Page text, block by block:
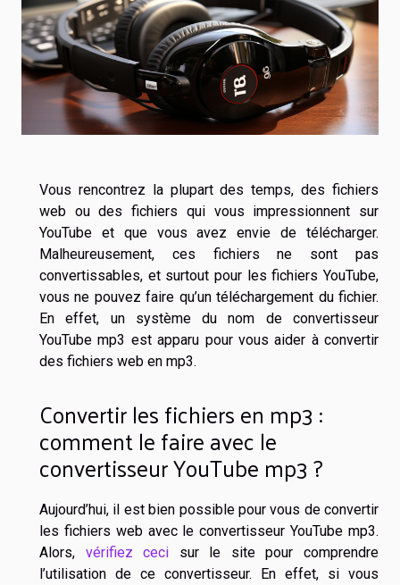
Vous rencontrez la plupart des temps, des fichiers
web ou des fichiers qui vous impressionnent sur
YouTube et que vous avez envie de télécharger.
Malheureusement, ces fichiers ne sont pas
convertissables, et surtout pour les fichiers YouTube,
vous ne pouvez faire qu’un téléchargement du fichier.
En effet, un système du nom de convertisseur
YouTube mp3 est apparu pour vous aider à convertir
des fichiers web en mp3.
Convertir les fichiers en mp3 :
comment le faire avec le
convertisseur YouTube mp3 ?
Aujourd’hui, il est bien possible pour vous de convertir
les fichiers web avec le convertisseur YouTube mp3.
Alors, vérifiez ceci sur le site pour comprendre
l’utilisation de ce convertisseur. En effet, si vous